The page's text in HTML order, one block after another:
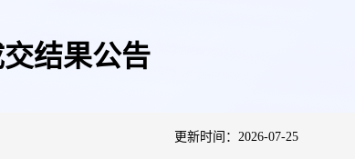
结果公告
更新时间：2026-07-25